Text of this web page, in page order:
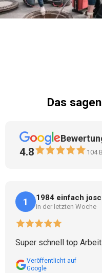
Das
4.8 104
1 1984 einfach
in der letzten Woche
Super schnell top
Veröffentlicht auf
Google